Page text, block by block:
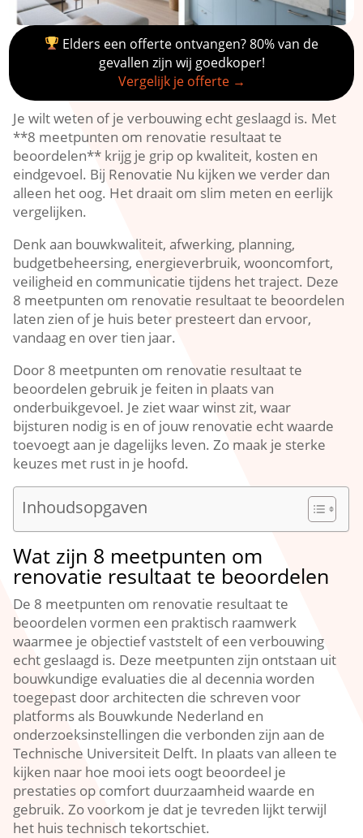
Elders een offerte ontvangen? 80% van de
gevallen zijn wij goedkoper!
Vergelijk je offerte →
Je wilt weten of je verbouwing echt geslaagd is.​ Met
**8 meetpunten om renovatie resultaat te
beoordelen** krijg je grip op kwaliteit, kosten en
eindgevoel.​ Bij Renovatie Nu kijken we verder dan
alleen het oog.​ Het draait om slim meten en eerlijk
vergelijken.​
Denk aan bouwkwaliteit, afwerking, planning,
budgetbeheersing, energieverbruik, wooncomfort,
veiligheid en communicatie tijdens het traject.​ Deze
8 meetpunten om renovatie resultaat te beoordelen
laten zien of je huis beter presteert dan ervoor,
vandaag en over tien jaar.​
Door 8 meetpunten om renovatie resultaat te
beoordelen gebruik je feiten in plaats van
onderbuikgevoel.​ Je ziet waar winst zit, waar
bijsturen nodig is en of jouw renovatie echt waarde
toevoegt aan je dagelijks leven.​ Zo maak je sterke
keuzes met rust in je hoofd.​
Inhoudsopgaven
Wat zijn 8 meetpunten om
renovatie resultaat te beoordelen
De 8 meetpunten om renovatie resultaat te
beoordelen vormen een praktisch raamwerk
waarmee je objectief vaststelt of een verbouwing
echt geslaagd is.​ Deze meetpunten zijn ontstaan uit
bouwkundige evaluaties die al decennia worden
toegepast door architecten die schreven voor
platforms als Bouwkunde Nederland en
onderzoeksinstellingen die verbonden zijn aan de
Technische Universiteit Delft.​ In plaats van alleen te
kijken naar hoe mooi iets oogt beoordeel je
prestaties op comfort duurzaamheid waarde en
gebruik.​ Zo voorkom je dat je tevreden lijkt terwijl
het huis technisch tekortschiet.​